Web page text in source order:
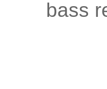
bass